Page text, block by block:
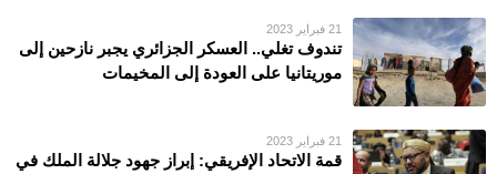
21 فبراير 2023
تندوف تغلي.. العسكر الجزائري يجبر نازحين إلى
موريتانيا على العودة إلى المخيمات
21 فبراير 2023
قمة الاتحاد الإفريقي: إبراز جهود جلالة الملك في